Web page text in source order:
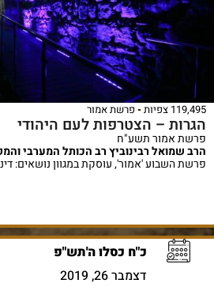
119,495 צפיות פרשת אמור
הגרות – הצטרפות לעם היהודי
פרשת אמור תשע"ח
הרב שמואל רבינוביץ רב הכותל המערבי
פרשת השבוע 'אמור', עוסקת במגוון נושאים:
כ"ח כסלו ה'תש"פ
דצמבר 26, 2019